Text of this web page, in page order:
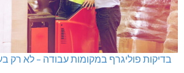
בדיקות פוליגרף במקומות עבודה – לא רק